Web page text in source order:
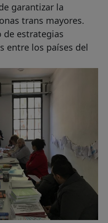
garantizar la
trans mayores.
de estrategias
entre los países del